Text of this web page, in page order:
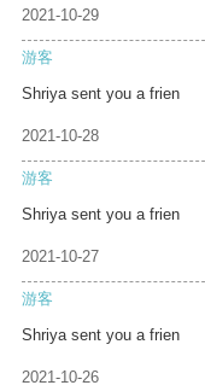
2021-10-29
游客
Shriya sent you a frien
2021-10-28
游客
Shriya sent you a frien
2021-10-27
游客
Shriya sent you a frien
2021-10-26